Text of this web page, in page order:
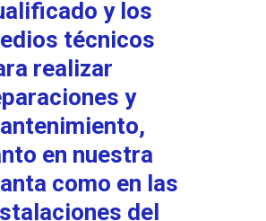
y los
técnicos
realizar
y
en nuestra
como en las
del